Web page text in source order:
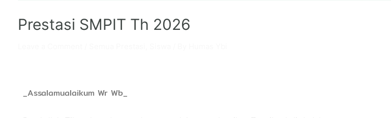
Prestasi SMPIT Th 2026
_Assalamualaikum Wr Wb_